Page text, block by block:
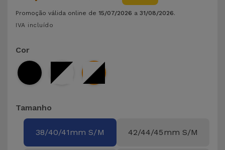
Outras
Marcas
Ver
tudo
para
Telemóvel
Higiene
e Casa
Carteiras,
Bolsas e
Malas
Promoção válida online de 15/07/2026 a 31/08/2026.
IVA incluído
Cor
Tamanho
38/40/41mm S/M 42/44/45mm S/M